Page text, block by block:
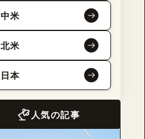
中米
北米
日本
人気の記事